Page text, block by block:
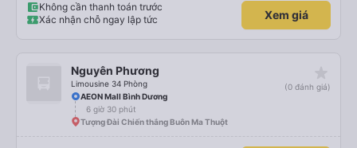
Không cần thanh toán trước
Xác nhận chỗ ngay lập tức
Xem giá
Nguyên Phương
Limousine 34 Phòng
(0 đánh giá)
AEON Mall Bình Dương
6 giờ 30 phút
Tượng Đài Chiến thắng Buôn Ma Thuột